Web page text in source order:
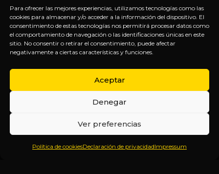
Para ofrecer las mejores experiencias, utilizamos tecnologías como las
cookies para almacenar y/o acceder a la información del dispositivo. El
consentimiento de estas tecnologías nos permitirá procesar datos como
el comportamiento de navegación o las identificaciones únicas en este
sitio. No consentir o retirar el consentimiento, puede afectar
negativamente a ciertas características y funciones.
Aceptar
Denegar
Ver preferencias
Política de cookiesDeclaración de privacidadImpressum
sobre la agenda de
eventos, nuevas
publicaciones y
actualizaciones de tu
suscripción.
Inicio
Sobre
Política
de
SÍGUENOS